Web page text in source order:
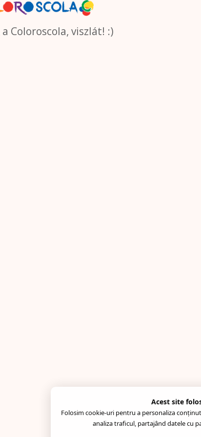
Coloroscola, viszlát! :)
Acest site
Folosim cookie-uri pentru a personaliza
analiza traficul, partajând datele cu